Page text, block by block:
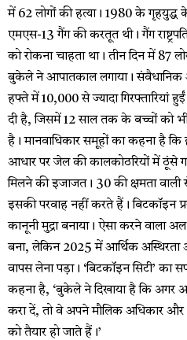
में 62 लोगों की हत्या। 1980 के गृहयुद्ध
एमएस-13 गैंग की करतूत थी। गैंग
को रोकना चाहता था। तीन दिन में 87
बुकेले ने आपातकाल लगाया। संवैधानिक
हफ्ते में 10,000 से ज्यादा
दी है, जिसमें 12 साल तक के बच्चों को
है। मानवाधिकार समूहों का कहना है कि
आधार पर जेल की कालकोठरियों में ठूंसे
मिलने की इजाजत। 30 की क्षमता
इसकी परवाह नहीं करते हैं। बिटकॉइन
कानूनी मुद्रा बनाया। ऐसा करने वाला
बना, लेकिन 2025 में आर्थिक
वापस लेना पड़ा। ‘बिटकॉइन सिटी’ का
कहना है, ‘बुकेले ने दिखाया है कि अगर
करा दें, तो वे अपने मौलिक अधिकार
को तैयार हो जाते हैं।’